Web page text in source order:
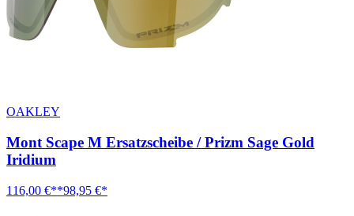
OAKLEY
Mont Scape M Ersatzscheibe / Prizm Sage Gold
Iridium
116,00 €**98,95 €*